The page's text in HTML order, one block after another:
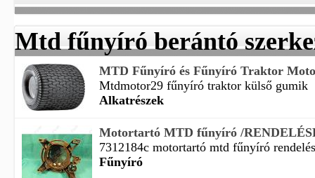
Mtd fűnyíró berántó
MTD Fűnyíró és Fűnyíró Traktor
Mtdmotor29 fűnyíró traktor külső gumik
Alkatrészek
Motortartó MTD fűnyíró /
7312184c motortartó mtd fűnyíró
Fűnyíró